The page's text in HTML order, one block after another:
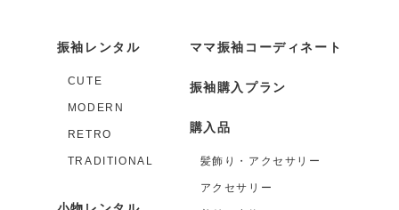
振袖レンタル
CUTE
MODERN
RETRO
TRADITIONAL
ママ振袖コーディネート
振袖購入プラン
購入品
髪飾り・アクセサリー
アクセサリー